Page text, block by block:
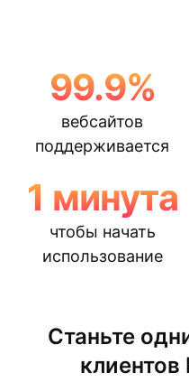
99.9%
вебсайтов
поддерживается
1 минута
чтобы начать
использование
Станьте